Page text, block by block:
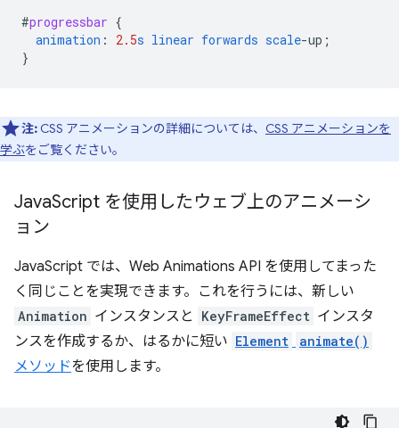
#progressbar {
animation : 2.5s linear forwards scale-up ;
}
注: CSS アニメーションの詳細については、 CSS アニメーションを
学ぶをご覧ください。
JavaScript を使用したウェブ上のアニメーシ
ョン
JavaScript では、Web Animations API を使用してまった
く同じことを実現できます。これを行うには、新しい
Animation インスタンスと KeyFrameEffect インスタ
ンスを作成するか、はるかに短い Element animate()
メソッドを使用します。